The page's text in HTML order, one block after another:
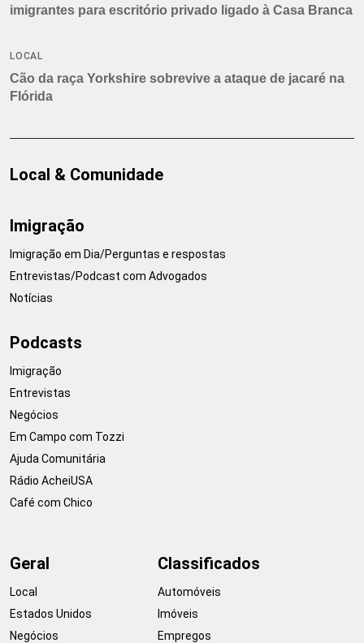
imigrantes para escritório privado ligado à Casa Branca
LOCAL
Cão da raça Yorkshire sobrevive a ataque de jacaré na
Flórida
Local & Comunidade
Imigração
Imigração em Dia/Perguntas e respostas
Entrevistas/Podcast com Advogados
Notícias
Podcasts
Imigração
Entrevistas
Negócios
Em Campo com Tozzi
Ajuda Comunitária
Rádio AcheiUSA
Café com Chico
Geral
Local
Estados Unidos
Negócios
Classificados
Automóveis
Imóveis
Empregos